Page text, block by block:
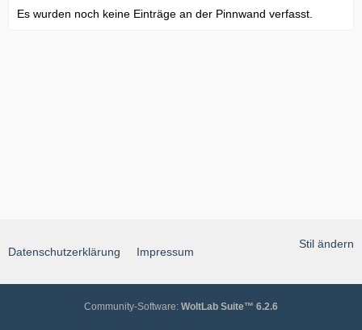
Es wurden noch keine Einträge an der Pinnwand verfasst.
Stil ändern
Datenschutzerklärung Impressum
Community-Software: WoltLab Suite™ 6.2.6